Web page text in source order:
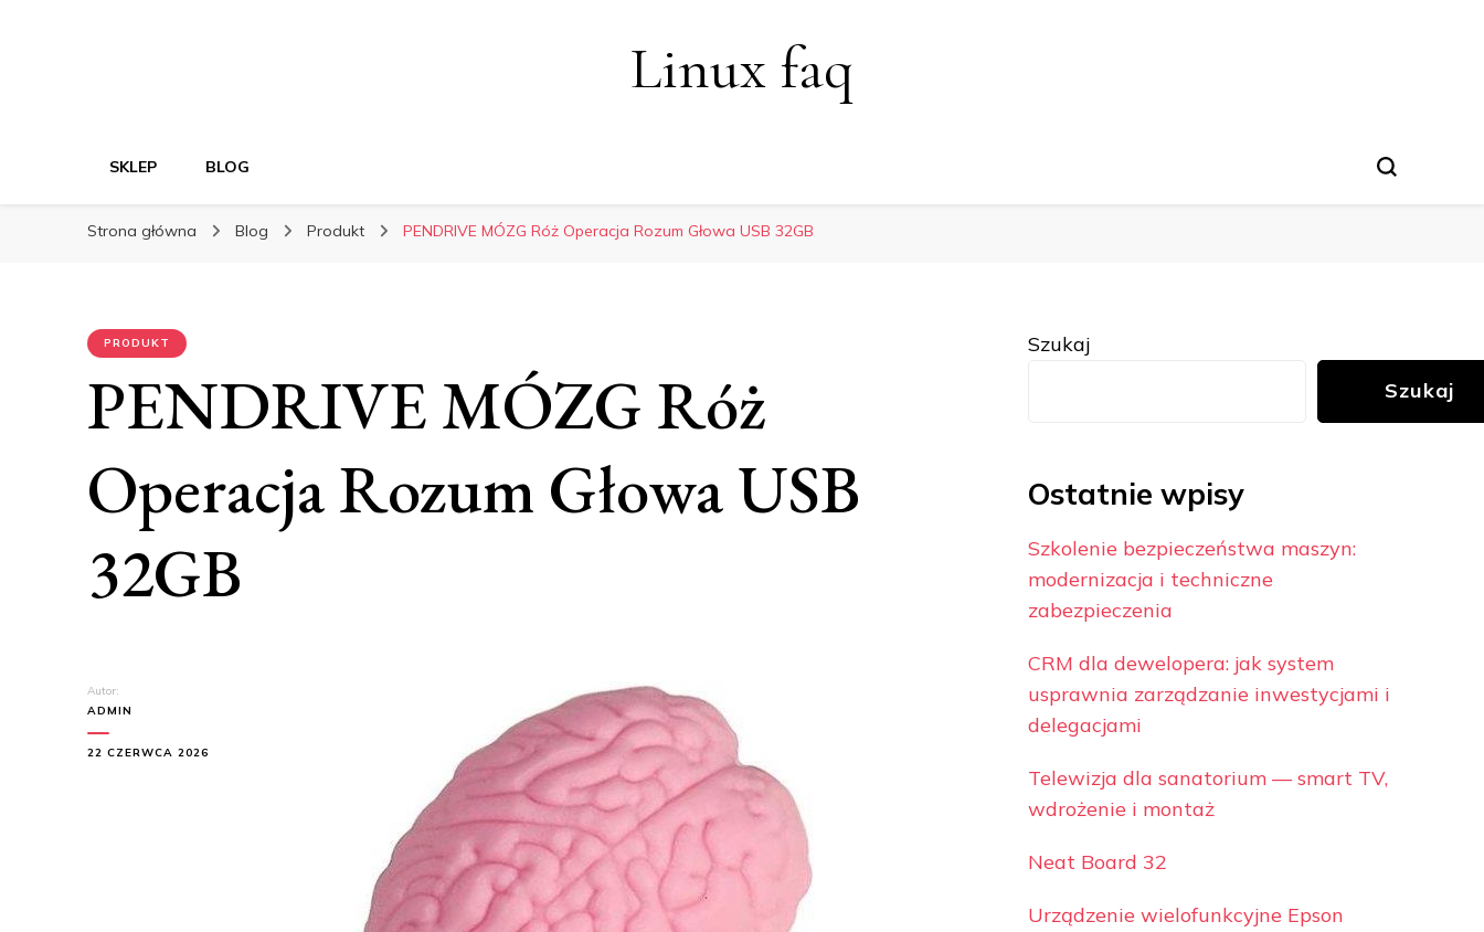
Linux faq
SKLEP BLOG
Strona główna Blog Produkt PENDRIVE MÓZG Róż Operacja Rozum Głowa USB 32GB
PRODUKT
PENDRIVE MÓZG Róż
Operacja Rozum Głowa USB
32GB
Autor:
ADMIN
22 CZERWCA 2026
Szukaj
Szukaj
Ostatnie wpisy
Szkolenie bezpieczeństwa maszyn:
modernizacja i techniczne
zabezpieczenia
CRM dla dewelopera: jak system
usprawnia zarządzanie inwestycjami i
delegacjami
Telewizja dla sanatorium — smart TV,
wdrożenie i montaż
Neat Board 32
Urządzenie wielofunkcyjne Epson